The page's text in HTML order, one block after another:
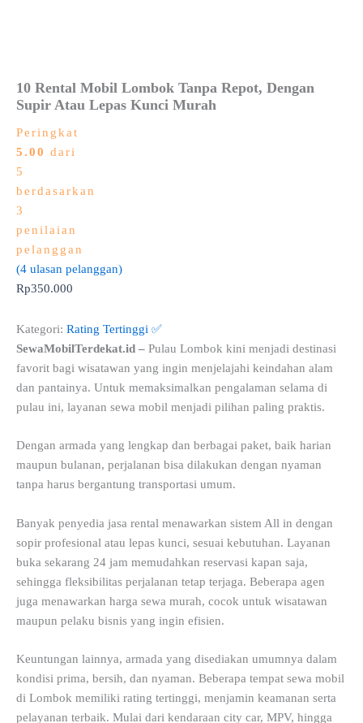
10 Rental Mobil Lombok Tanpa Repot, Dengan
Supir Atau Lepas Kunci Murah
Peringkat
5.00 dari
5
berdasarkan
3
penilaian
pelanggan
(4 ulasan pelanggan)
Rp350.000
Kategori: Rating Tertinggi ✅
SewaMobilTerdekat.id – Pulau Lombok kini menjadi destinasi
favorit bagi wisatawan yang ingin menjelajahi keindahan alam
dan pantainya. Untuk memaksimalkan pengalaman selama di
pulau ini, layanan sewa mobil menjadi pilihan paling praktis.
Dengan armada yang lengkap dan berbagai paket, baik harian
maupun bulanan, perjalanan bisa dilakukan dengan nyaman
tanpa harus bergantung transportasi umum.
Banyak penyedia jasa rental menawarkan sistem All in dengan
sopir profesional atau lepas kunci, sesuai kebutuhan. Layanan
buka sekarang 24 jam memudahkan reservasi kapan saja,
sehingga fleksibilitas perjalanan tetap terjaga. Beberapa agen
juga menawarkan harga sewa murah, cocok untuk wisatawan
maupun pelaku bisnis yang ingin efisien.
Keuntungan lainnya, armada yang disediakan umumnya dalam
kondisi prima, bersih, dan nyaman. Beberapa tempat sewa mobil
di Lombok memiliki rating tertinggi, menjamin keamanan serta
pelayanan terbaik. Mulai dari kendaraan city car, MPV, hingga